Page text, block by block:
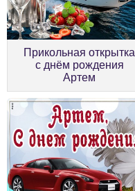
Прикольная открытка
с днём рождения
Артем